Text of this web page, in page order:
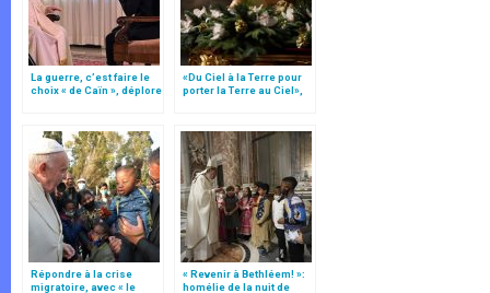
La guerre, c’est faire le
choix « de Caïn », déplore
«Du Ciel à la Terre pour
porter la Terre au Ciel»,
Répondre à la crise
migratoire, avec « le
« Revenir à Bethléem! »:
homélie de la nuit de